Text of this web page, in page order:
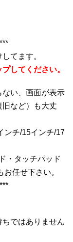
てます。
してください。
ない、画面が表示
など）も大丈
ンチ/15インチ/17
・タッチパッド
任せ下さい。
ではありません